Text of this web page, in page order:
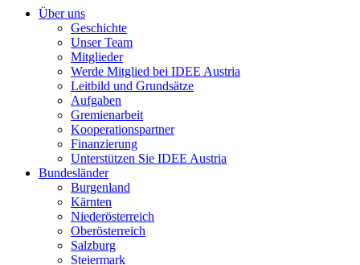
Über uns
Geschichte
Unser Team
Mitglieder
Werde Mitglied bei IDEE Austria
Leitbild und Grundsätze
Aufgaben
Gremienarbeit
Kooperationspartner
Finanzierung
Unterstützen Sie IDEE Austria
Bundesländer
Burgenland
Kärnten
Niederösterreich
Oberösterreich
Salzburg
Steiermark